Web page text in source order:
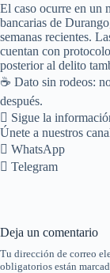
El caso ocurre en un
bancarias de
semanas recientes.
cuentan con
posterior al delito
☕ Dato sin rodeos:
después.
 Sigue la
Únete a nuestros
 WhatsApp
 Telegram
Deja un comentario
Tu dirección de correo
obligatorios están